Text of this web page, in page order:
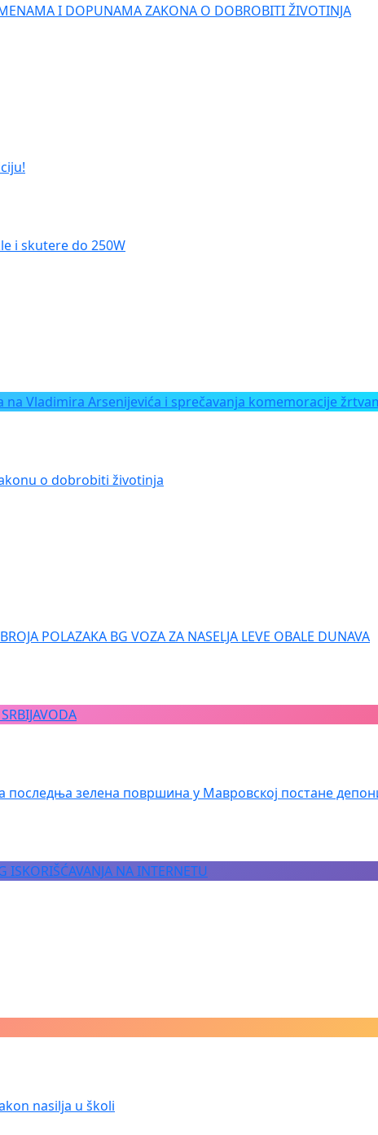
I DOPUNAMA ZAKONA O DOBROBITI ŽIVOTINJA
i skutere do 250W
Vladimira Arsenijevića i sprečavanja komemoracije
o dobrobiti životinja
POLAZAKA BG VOZA ZA NASELJA LEVE OBALE DUNAVA
зелена површина у Мавровској постане
ISKORIŠĆAVANJA NA INTERNETU
nasilja u školi